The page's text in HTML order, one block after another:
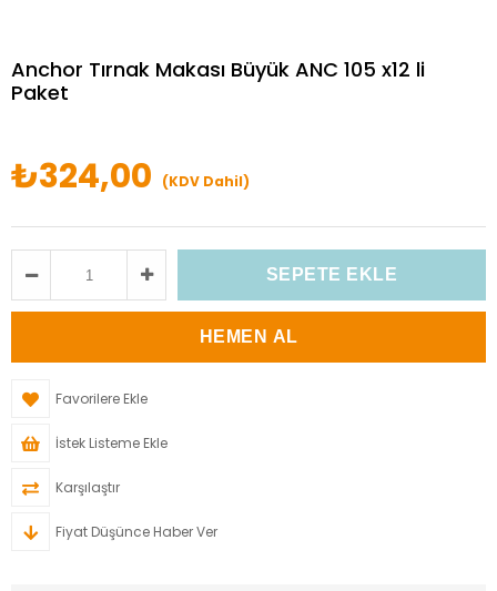
Anchor Tırnak Makası Büyük ANC 105 x12 li
Paket
₺324,00 (KDV Dahil)
Favorilere Ekle
İstek Listeme Ekle
Karşılaştır
Fiyat Düşünce Haber Ver